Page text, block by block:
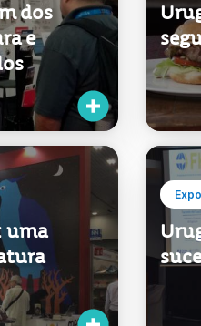
dos
e
uma